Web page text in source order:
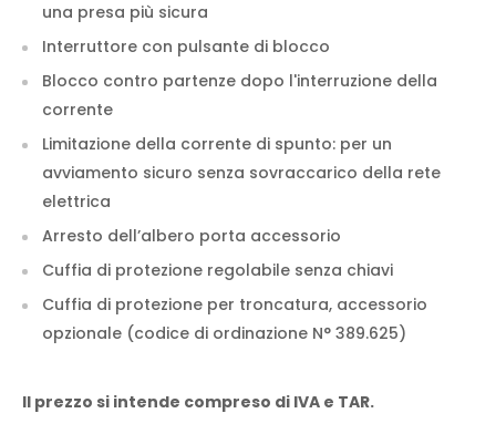
una presa più sicura
Interruttore con pulsante di blocco
Blocco contro partenze dopo l'interruzione della
corrente
Limitazione della corrente di spunto: per un
avviamento sicuro senza sovraccarico della rete
elettrica
Arresto dell’albero porta accessorio
Cuffia di protezione regolabile senza chiavi
Cuffia di protezione per troncatura, accessorio
opzionale (codice di ordinazione N° 389.625)
Il prezzo si intende compreso di IVA e TAR.